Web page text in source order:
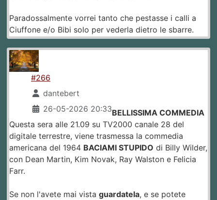
Paradossalmente vorrei tanto che pestasse i calli a
Ciuffone e/o Bibi solo per vederla dietro le sbarre.
#266
dantebert
26-05-2026 20:33BELLISSIMA COMMEDIA
Questa sera alle 21.09 su TV2000 canale 28 del
digitale terrestre, viene trasmessa la commedia
americana del 1964 BACIAMI STUPIDO di Billy Wilder,
con Dean Martin, Kim Novak, Ray Walston e Felicia
Farr.
Se non l'avete mai vista guardatela, e se potete